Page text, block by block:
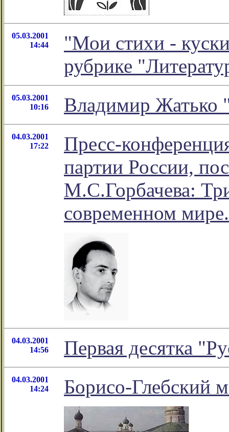
05.03.2001
14:44
"Мои стихи -
рубрике
05.03.2001
10:16
Владимир Жатько
04.03.2001
17:22
Пресс-
партии России,
М.С.Горбачева:
современном мире.
04.03.2001
14:56
Первая десятка
04.03.2001
14:24
Борисо-Глебский